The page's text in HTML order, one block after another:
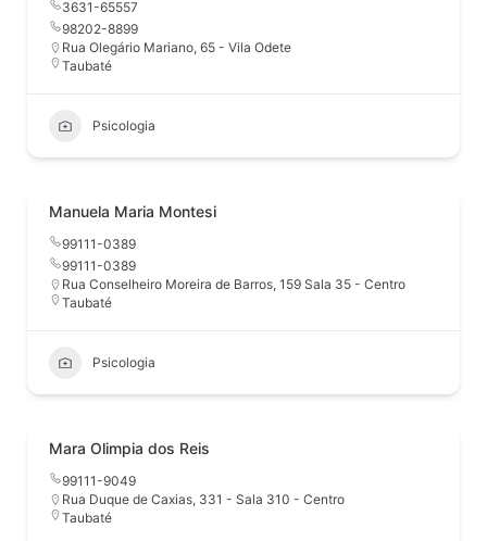
3631-65557
98202-8899
Rua Olegário Mariano, 65 - Vila Odete
Taubaté
Psicologia
Manuela Maria Montesi
99111-0389
99111-0389
Rua Conselheiro Moreira de Barros, 159 Sala 35 - Centro
Taubaté
Psicologia
Mara Olimpia dos Reis
99111-9049
Rua Duque de Caxias, 331 - Sala 310 - Centro
Taubaté